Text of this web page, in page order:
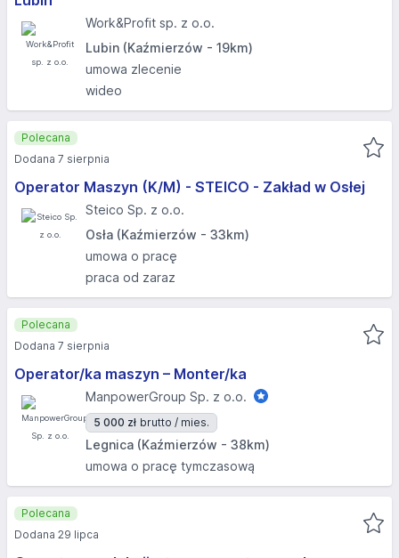
Work&Profit sp. z o.o.
Lubin (Kaźmierzów - 19km)
umowa zlecenie
wideo
Operator Maszyn (K/M) - STEICO - Zakład w Osłej
Steico Sp. z o.o.
Osła (Kaźmierzów - 33km)
umowa o pracę
praca od zaraz
Polecana
Dodana 7 sierpnia
Operator/ka maszyn – Monter/ka
ManpowerGroup Sp. z o.o.
5 000 zł brutto / mies.
Legnica (Kaźmierzów - 38km)
umowa o pracę tymczasową
Polecana
Dodana 7 sierpnia
Polecana
Dodana 29 lipca